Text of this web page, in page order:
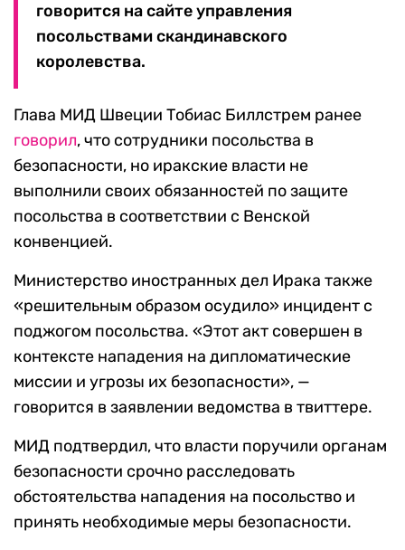
говорится на сайте управления
посольствами скандинавского
королевства.
Глава МИД Швеции Тобиас Биллстрем ранее
говорил, что сотрудники посольства в
безопасности, но иракские власти не
выполнили своих обязанностей по защите
посольства в соответствии с Венской
конвенцией.
Министерство иностранных дел Ирака также
«решительным образом осудило» инцидент с
поджогом посольства. «Этот акт совершен в
контексте нападения на дипломатические
миссии и угрозы их безопасности», —
говорится в заявлении ведомства в твиттере.
МИД подтвердил, что власти поручили органам
безопасности срочно расследовать
обстоятельства нападения на посольство и
принять необходимые меры безопасности.